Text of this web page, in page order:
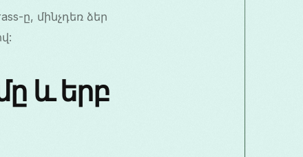
ը, մինչդեռ ձեր
և երբ